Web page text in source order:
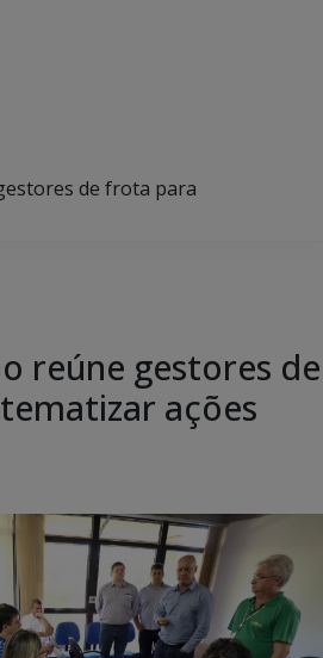
de frota para
reúne gestores de
ações